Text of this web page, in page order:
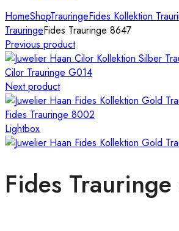
HomeShopTrauringeFides Kollektion
TrauringeFides Trauringe 8647
Previous product
Cilor Trauringe G014
Next product
Fides Trauringe 8002
Lightbox
Fides